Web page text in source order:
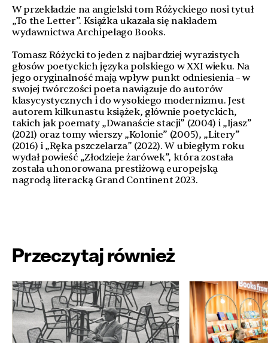
W przekładzie na angielski tom Różyckiego nosi tytuł
„To the Letter”. Książka ukazała się nakładem
wydawnictwa Archipelago Books.
Tomasz Różycki to jeden z najbardziej wyrazistych
głosów poetyckich języka polskiego w XXI wieku. Na
jego oryginalność mają wpływ punkt odniesienia – w
swojej twórczości poeta nawiązuje do autorów
klasycystycznych i do wysokiego modernizmu. Jest
autorem kilkunastu książek, głównie poetyckich,
takich jak poematy „Dwanaście stacji” (2004) i „Ijasz”
(2021) oraz tomy wierszy „Kolonie” (2005), „Litery”
(2016) i „Ręka pszczelarza” (2022). W ubiegłym roku
wydał powieść „Złodzieje żarówek”, która została
została uhonorowana prestiżową europejską
nagrodą literacką Grand Continent 2023.
Przeczytaj również